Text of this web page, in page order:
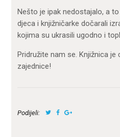
Nešto je ipak nedostajalo, a
djeca i knjižničarke dočarali
kojima su ukrasili ugodno i
Pridružite nam se. Knjižnica je
zajednice!
Podijeli: